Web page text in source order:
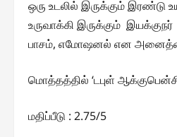
ஒரு உடலில் இருக்கும்
உருவாக்கி இருக்கும்
பாசம், எமோஷனல் என
மொத்தத்தில் ‘டபுள்
மதிப்பீடு : 2.75/5